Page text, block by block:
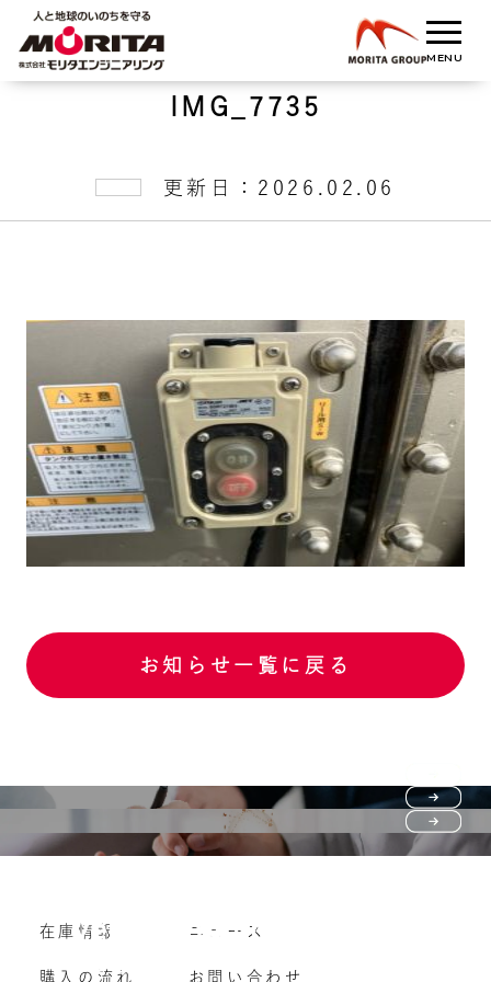
IMG_7735
更新日：2026.02.06
お知らせ一覧に戻る
購入の流れ
よくいただくご質問
Vehicle purchase
車両買い取り
在庫情報
購入の流れ
ニュース
お問い合わせ